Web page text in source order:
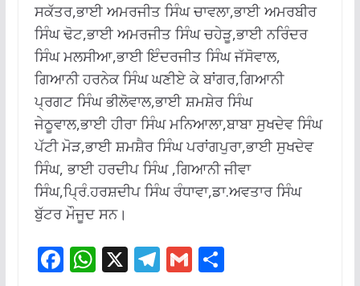
ਸਕੱਤਰ,ਭਾਈ ਅਮਰਜੀਤ ਸਿੰਘ ਚਾਵਲਾ,ਭਾਈ ਅਮਰਬੀਰ
ਸਿੰਘ ਢੋਟ,ਭਾਈ ਅਮਰਜੀਤ ਸਿੰਘ ਚਹੇੜੂ,ਭਾਈ ਨਰਿੰਦਰ
ਸਿੰਘ ਮਲਸੀਆ,ਭਾਈ ਇੰਦਰਜੀਤ ਸਿੰਘ ਜੱਸੋਵਾਲ,
ਗਿਆਨੀ ਹਰਨੇਕ ਸਿੰਘ ਘਣੀਏ ਕੇ ਬਾਂਗਰ,ਗਿਆਨੀ
ਪ੍ਰਗਟ ਸਿੰਘ ਭੀਲੋਵਾਲ,ਭਾਈ ਸ਼ਮਸ਼ੇਰ ਸਿੰਘ
ਜੇਠੂਵਾਲ,ਭਾਈ ਹੀਰਾ ਸਿੰਘ ਮਨਿਆਲਾ,ਬਾਬਾ ਸੁਖਦੇਵ ਸਿੰਘ
ਪੱਟੀ ਮੋੜ,ਭਾਈ ਸ਼ਮਸ਼ੈਰ ਸਿੰਘ ਪਰਾਂਗਪੁਰਾ,ਭਾਈ ਸੁਖਦੇਵ
ਸਿੰਘ, ਭਾਈ ਹਰਦੀਪ ਸਿੰਘ ,ਗਿਆਨੀ ਜੀਵਾ
ਸਿੰਘ,ਪ੍ਰਿੰ.ਹਰਸ਼ਦੀਪ ਸਿੰਘ ਰੰਧਾਵਾ,ਡਾ.ਅਵਤਾਰ ਸਿੰਘ
ਬੁੱਟਰ ਮੌਜੂਦ ਸਨ।
F W X T G S